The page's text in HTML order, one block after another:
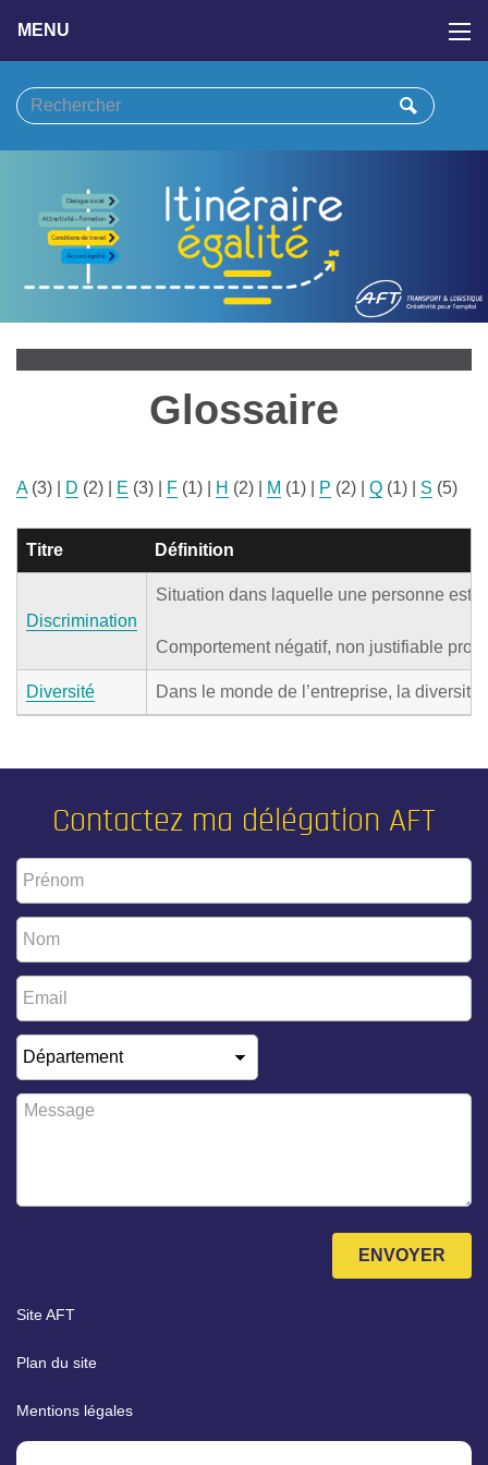
MENU
Glossaire
A(3) D (2) E (3) F (1) H (2) M (1) P (2) Q (1) S (5)
Titre Définition
Discrimination
Situation dans laquelle une personne est
Comportement négatif, non justifiable
Diversité Dans le monde de l’entreprise, la
Contactez ma délégation AFT
Prénom
Nom
Email
Département
Message
ENVOYER
Site AFT
Plan du site
Mentions légales